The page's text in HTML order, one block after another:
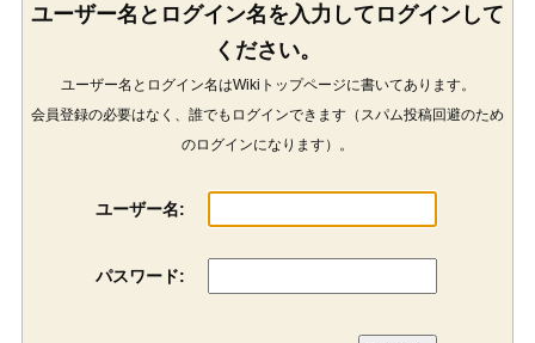
ユーザー名とログイン名を入力してログインして
ください。
ユーザー名とログイン名はWikiトップページに書いてあります。
会員登録の必要はなく、誰でもログインできます（スパム投稿回避のため
のログインになります）。
ユーザー名:
パスワード: